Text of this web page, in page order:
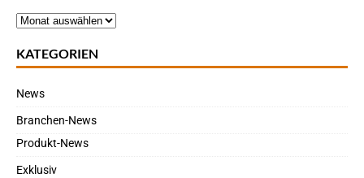
KATEGORIEN
News
Branchen-News
Produkt-News
Exklusiv